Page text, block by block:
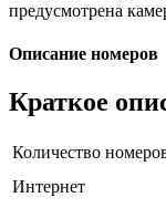
предусмотрена
Описание номеров
Краткое
Количество
Интернет